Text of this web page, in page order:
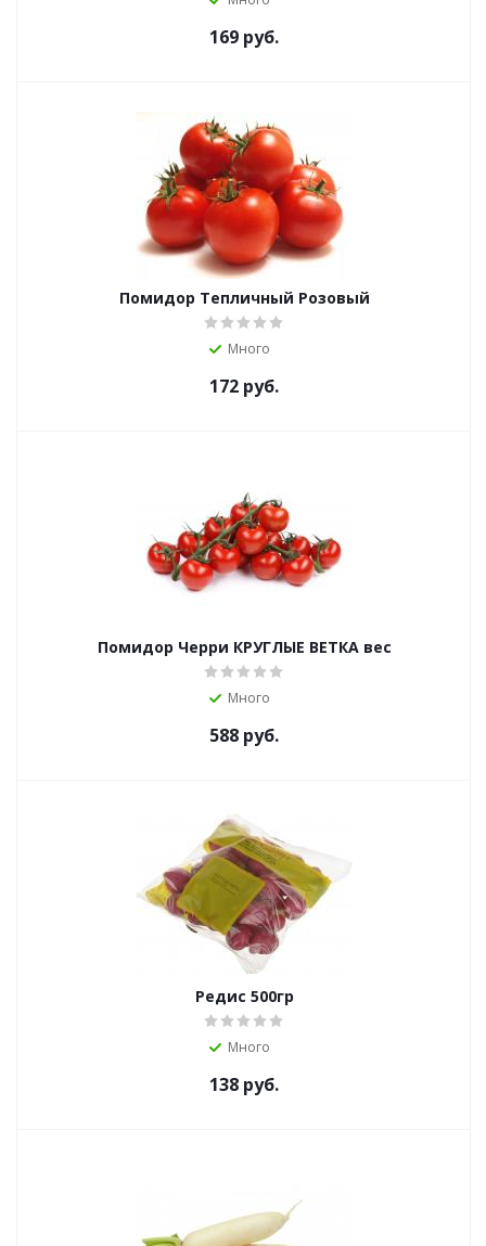
169 руб.
Помидор Тепличный Розовый
Много
172 руб.
Помидор Черри КРУГЛЫЕ ВЕТКА вес
Много
588 руб.
Редис 500гр
Много
138 руб.